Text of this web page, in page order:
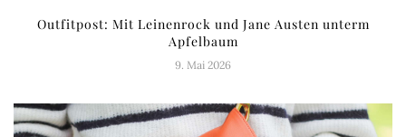
Outfitpost: Mit Leinenrock und Jane Austen unterm
Apfelbaum
9. Mai 2026